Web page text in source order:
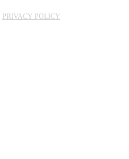
PRIVACY POLICY